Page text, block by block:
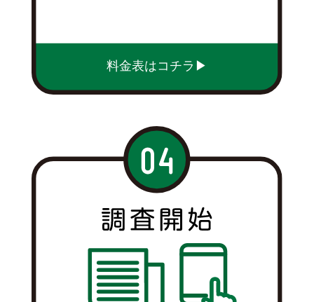
料金表はコチラ▶︎